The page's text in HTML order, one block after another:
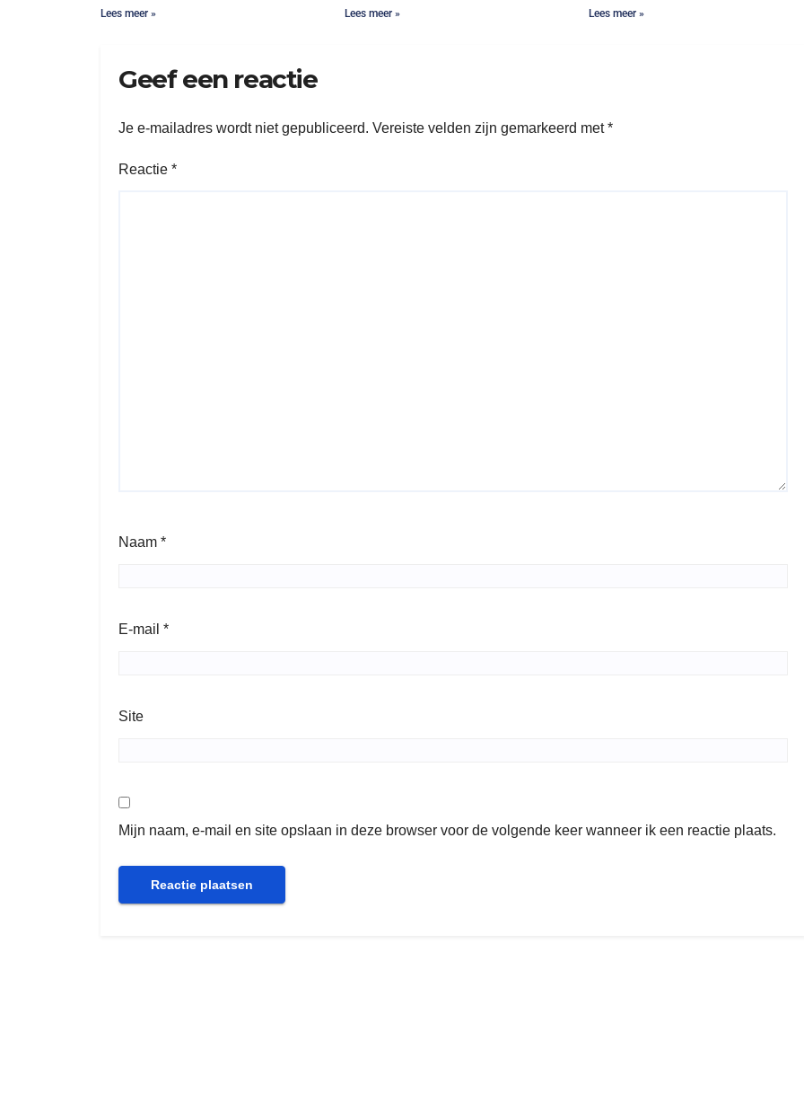
Lees meer » Lees meer » Lees meer »
Geef een reactie
Je e-mailadres wordt niet gepubliceerd. Vereiste velden zijn gemarkeerd met*
Reactie *
Naam *
E-mail *
Site
Mijn naam, e-mail en site opslaan in deze browser voor de volgende keer wanneer ik een reactie plaats.